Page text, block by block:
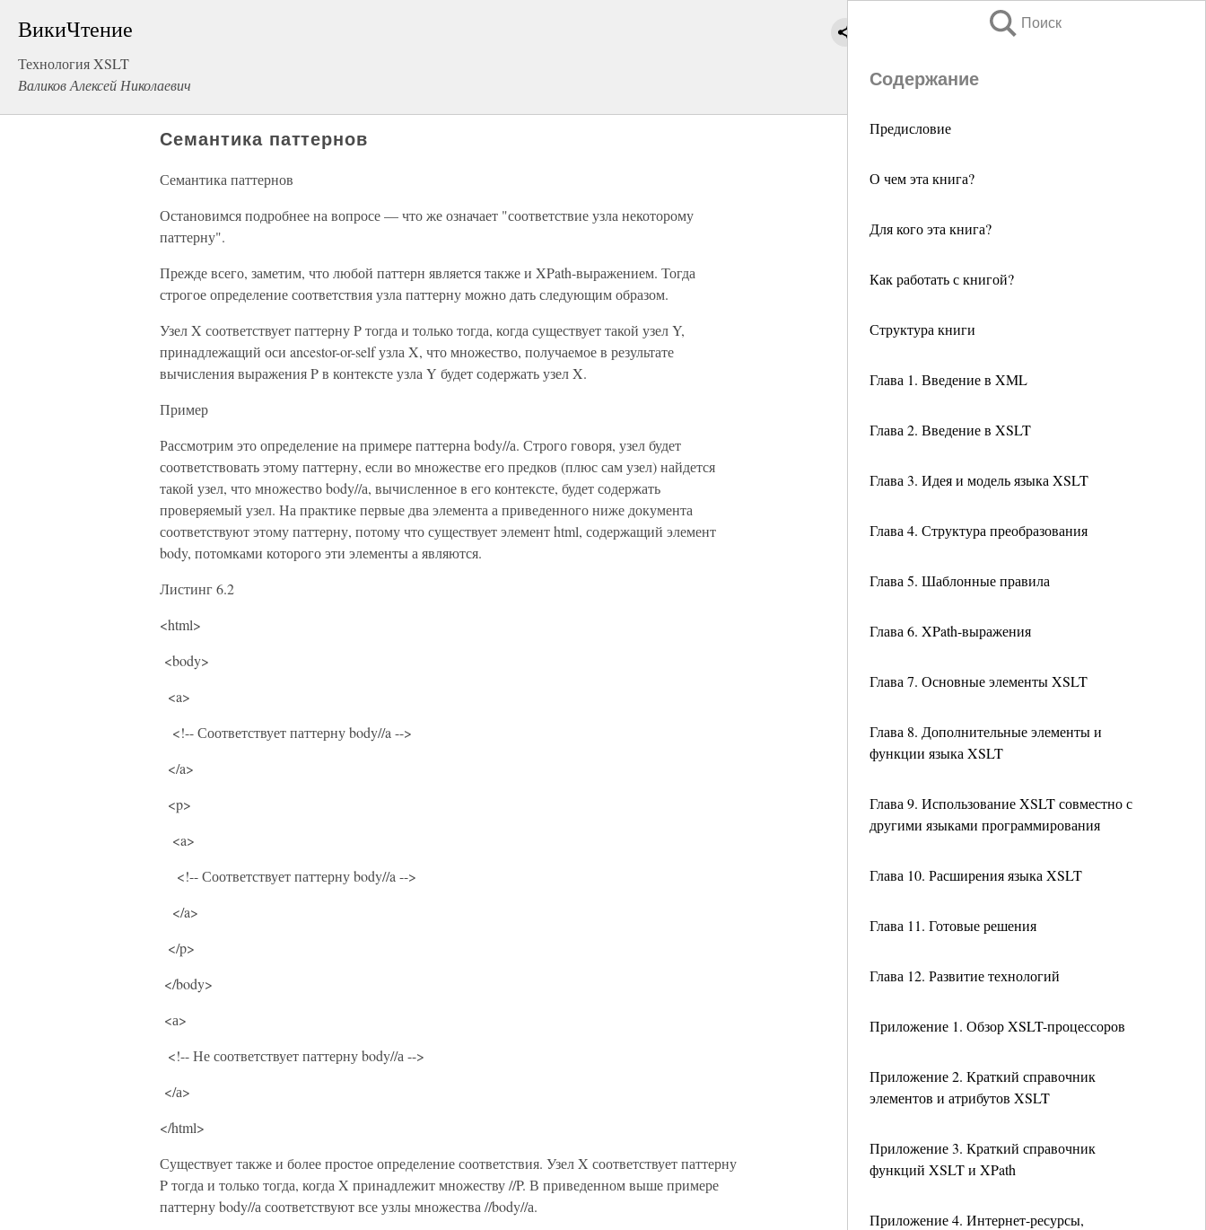
ВикиЧтение
Технология XSLT
Валиков Алексей Николаевич
Поиск
Содержание
Предисловие
О чем эта книга?
Для кого эта книга?
Как работать с книгой?
Структура книги
Глава 1. Введение в XML
Глава 2. Введение в XSLT
Глава 3. Идея и модель языка XSLT
Глава 4. Структура преобразования
Глава 5. Шаблонные правила
Глава 6. XPath-выражения
Глава 7. Основные элементы XSLT
Глава 8. Дополнительные элементы и
функции языка XSLT
Глава 9. Использование XSLT совместно с
другими языками программирования
Глава 10. Расширения языка XSLT
Глава 11. Готовые решения
Глава 12. Развитие технологий
Приложение 1. Обзор XSLT-процессоров
Приложение 2. Краткий справочник
элементов и атрибутов XSLT
Приложение 3. Краткий справочник
функций XSLT и XPath
Приложение 4. Интернет-ресурсы,
Семантика паттернов
Семантика паттернов
Остановимся подробнее на вопросе — что же означает "соответствие узла некоторому
паттерну".
Прежде всего, заметим, что любой паттерн является также и XPath-выражением. Тогда
строгое определение соответствия узла паттерну можно дать следующим образом.
Узел X соответствует паттерну P тогда и только тогда, когда существует такой узел Y,
принадлежащий оси ancestor-or-self узла X, что множество, получаемое в результате
вычисления выражения P в контексте узла Y будет содержать узел X.
Пример
Рассмотрим это определение на примере паттерна body//а. Строго говоря, узел будет
соответствовать этому паттерну, если во множестве его предков (плюс сам узел) найдется
такой узел, что множество body//а, вычисленное в его контексте, будет содержать
проверяемый узел. На практике первые два элемента а приведенного ниже документа
соответствуют этому паттерну, потому что существует элемент html, содержащий элемент
body, потомками которого эти элементы а являются.
Листинг 6.2
<html>
<body>
<a>
<!-- Соответствует паттерну body//a -->
</a>
<p>
<a>
<!-- Соответствует паттерну body//a -->
</a>
</p>
</body>
<а>
<!-- Не соответствует паттерну body//а -->
</а>
</html>
Существует также и более простое определение соответствия. Узел X соответствует паттерну
P тогда и только тогда, когда X принадлежит множеству //P. В приведенном выше примере
паттерну body//а соответствуют все узлы множества //body//а.